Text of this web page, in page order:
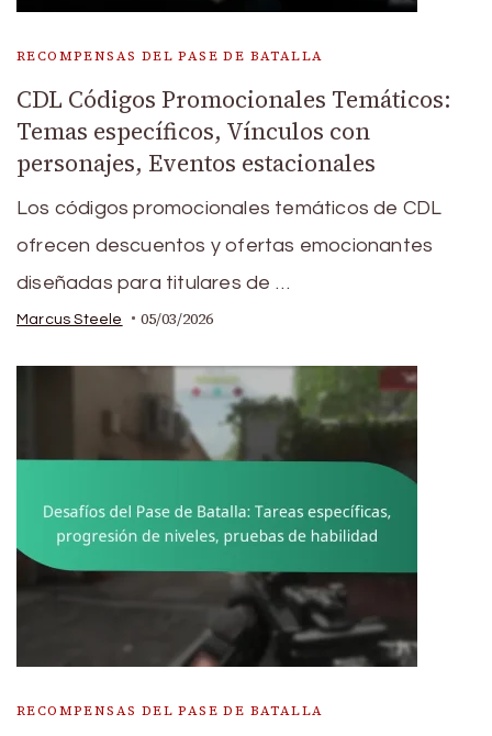
RECOMPENSAS DEL PASE DE BATALLA
CDL Códigos Promocionales Temáticos:
Temas específicos, Vínculos con
personajes, Eventos estacionales
Los códigos promocionales temáticos de CDL
ofrecen descuentos y ofertas emocionantes
diseñadas para titulares de …
Marcus Steele 05/03/2026
RECOMPENSAS DEL PASE DE BATALLA